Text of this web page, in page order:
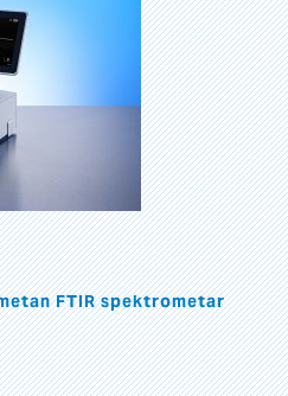
FTIR spektrometar